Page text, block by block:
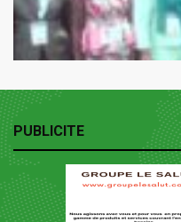
PUBLICITE